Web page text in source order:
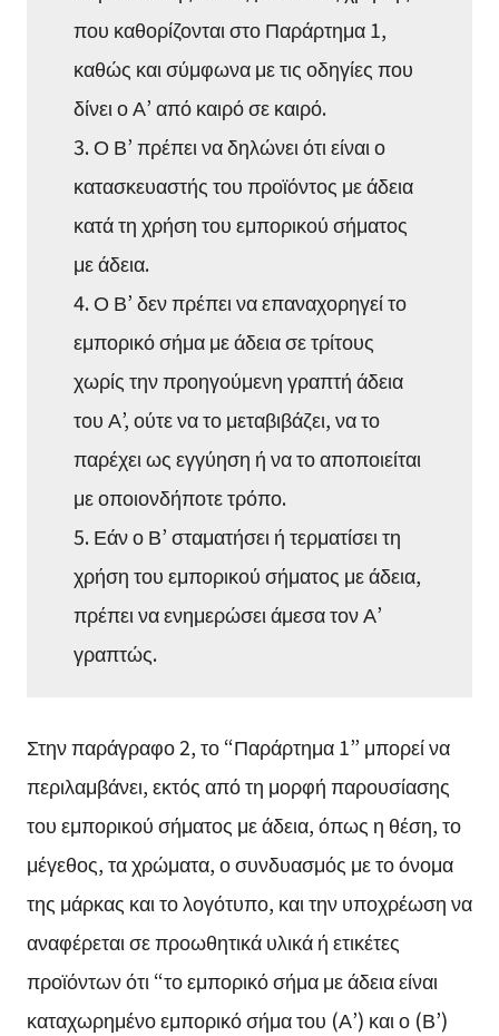
που καθορίζονται στο Παράρτημα 1,
καθώς και σύμφωνα με τις οδηγίες που
δίνει ο Α’ από καιρό σε καιρό.
3. Ο Β’ πρέπει να δηλώνει ότι είναι ο
κατασκευαστής του προϊόντος με άδεια
κατά τη χρήση του εμπορικού σήματος
με άδεια.
4. Ο Β’ δεν πρέπει να επαναχορηγεί το
εμπορικό σήμα με άδεια σε τρίτους
χωρίς την προηγούμενη γραπτή άδεια
του Α’, ούτε να το μεταβιβάζει, να το
παρέχει ως εγγύηση ή να το αποποιείται
με οποιονδήποτε τρόπο.
5. Εάν ο Β’ σταματήσει ή τερματίσει τη
χρήση του εμπορικού σήματος με άδεια,
πρέπει να ενημερώσει άμεσα τον Α’
γραπτώς.
Στην παράγραφο 2, το “Παράρτημα 1” μπορεί να
περιλαμβάνει, εκτός από τη μορφή παρουσίασης
του εμπορικού σήματος με άδεια, όπως η θέση, το
μέγεθος, τα χρώματα, ο συνδυασμός με το όνομα
της μάρκας και το λογότυπο, και την υποχρέωση να
αναφέρεται σε προωθητικά υλικά ή ετικέτες
προϊόντων ότι “το εμπορικό σήμα με άδεια είναι
καταχωρημένο εμπορικό σήμα του (Α’) και ο (Β’)